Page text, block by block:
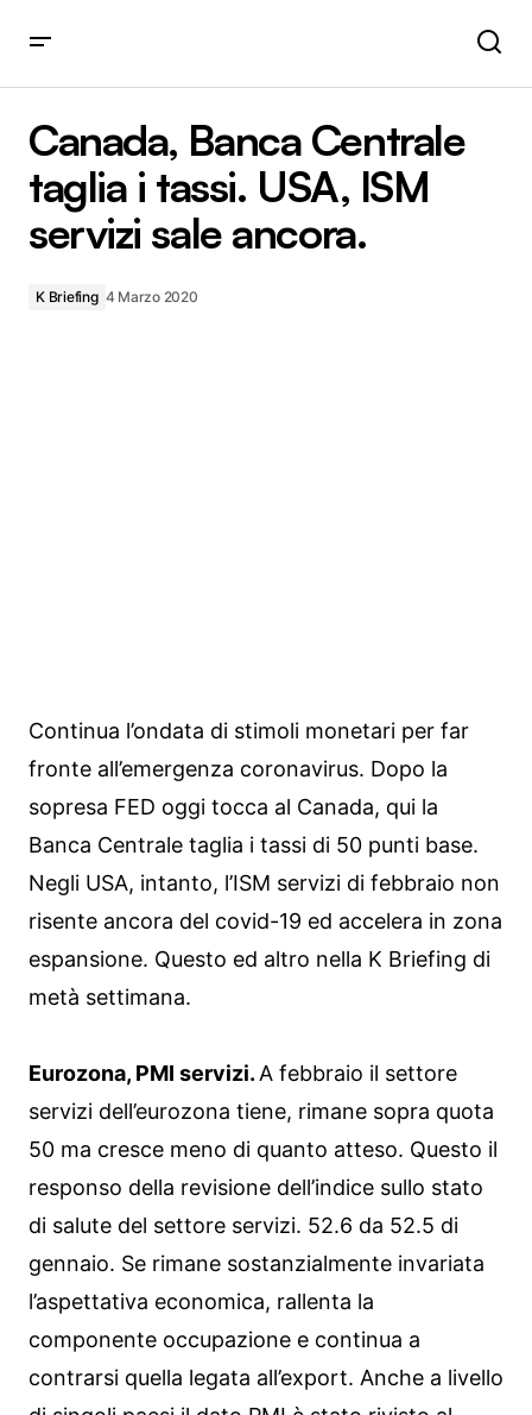
Canada, Banca Centrale
taglia i tassi. USA, ISM
servizi sale ancora.
K Briefing 4 Marzo 2020
Continua l’ondata di stimoli monetari per far
fronte all’emergenza coronavirus. Dopo la
sopresa FED oggi tocca al Canada, qui la
Banca Centrale taglia i tassi di 50 punti base.
Negli USA, intanto, l’ISM servizi di febbraio non
risente ancora del covid-19 ed accelera in zona
espansione. Questo ed altro nella K Briefing di
metà settimana.
Eurozona, PMI servizi. A febbraio il settore
servizi dell’eurozona tiene, rimane sopra quota
50 ma cresce meno di quanto atteso. Questo il
responso della revisione dell’indice sullo stato
di salute del settore servizi. 52.6 da 52.5 di
gennaio. Se rimane sostanzialmente invariata
l’aspettativa economica, rallenta la
componente occupazione e continua a
contrarsi quella legata all’export. Anche a livello